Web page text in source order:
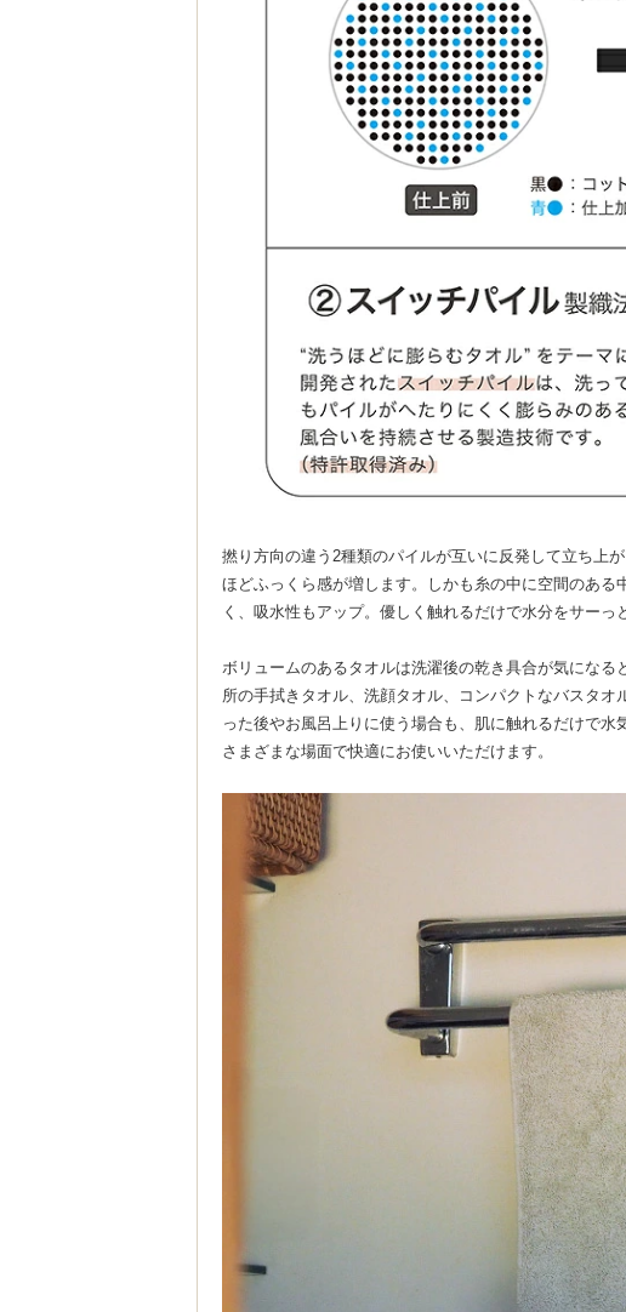
撚り方向の違う2種類のパイルが互いに反発して立ち上
ほどふっくら感が増します。しかも糸の中に空間のあ
く、吸水性もアップ。優しく触れるだけで水分をサーっ
ボリュームのあるタオルは洗濯後の乾き具合が気にな
所の手拭きタオル、洗顔タオル、コンパクトなバスタ
った後やお風呂上りに使う場合も、肌に触れるだけで水
さまざまな場面で快適にお使いいただけます。